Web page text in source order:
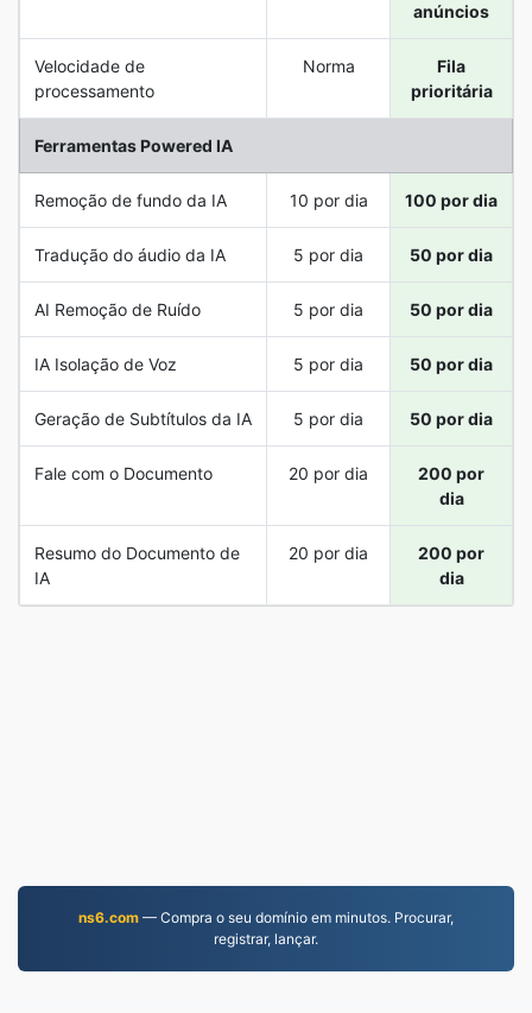
anúncios
Velocidade de
processamento
Norma
Fila
prioritária
Ferramentas Powered IA
Remoção de fundo da IA 10 por dia 100 por dia
Tradução do áudio da IA 5 por dia 50 por dia
AI Remoção de Ruído 5 por dia 50 por dia
IA Isolação de Voz 5 por dia 50 por dia
Geração de Subtítulos da IA 5 por dia 50 por dia
Fale com o Documento 20 por dia
200 por
dia
Resumo do Documento de
IA
20 por dia
200 por
dia
ns6.com — Compra o seu domínio em minutos. Procurar,
registrar, lançar.